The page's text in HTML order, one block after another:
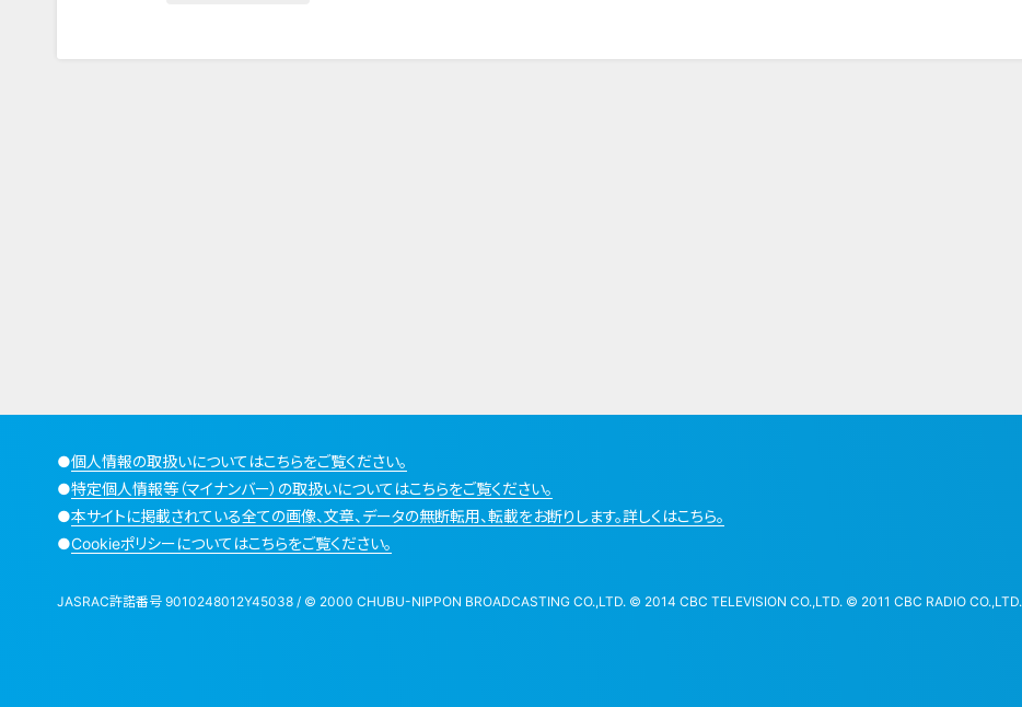
●個人情報の取扱いについてはこちらをご覧ください。
●特定個人情報等（マイナンバー）の取扱いについてはこちらをご覧ください。
●本サイトに掲載されている全ての画像、文章、データの無断転用、転載をお断りします。詳しくはこちら。
●Cookieポリシーについてはこちらをご覧ください。
JASRAC許諾番号 9010248012Y45038 / © 2000 CHUBU-NIPPON BROADCASTING CO.,LTD. © 2014 CBC TELEVISION CO.,LTD. © 2011 CBC RADIO CO.,LTD.